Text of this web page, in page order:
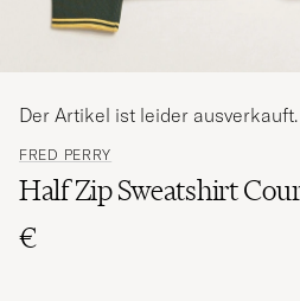
FRED PERRY
Half Zip Sweatshirt
€
Der Artikel ist leider ausverkauft.